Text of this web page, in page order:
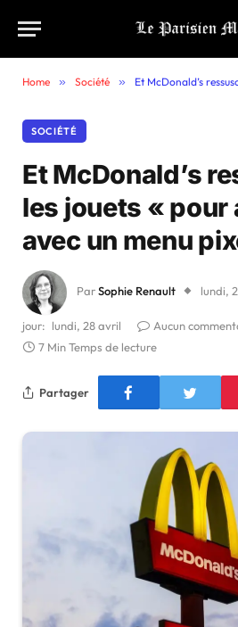
Home » Société » Et McDonald’s ressuscita les
SOCIÉTÉ
Et McDonald’s
les jouets « pour
avec un menu
ParSophie Renault lundi,
jour: lundi, 28 avril
Aucun
7 Min Temps de lecture
Partager